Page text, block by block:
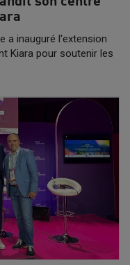
a inauguré l'extension
Kiara pour soutenir les